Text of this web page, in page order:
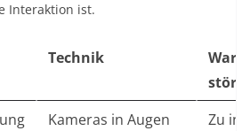
Interaktion ist.​
Technik
Kameras in Augen
Zu